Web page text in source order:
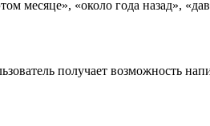
месяце», «около года назад»,
получает возможность